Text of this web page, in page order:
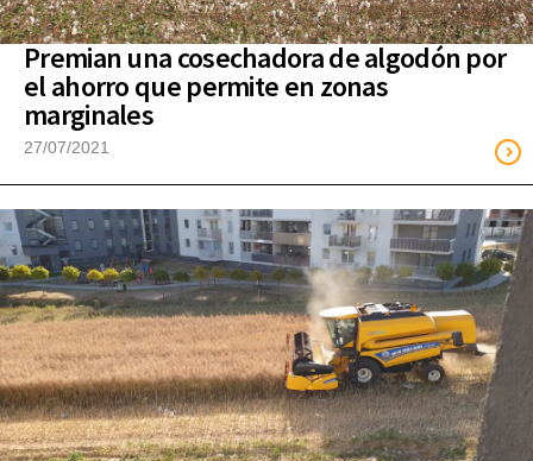
Premian una cosechadora de algodón por
el ahorro que permite en zonas
marginales
27/07/2021